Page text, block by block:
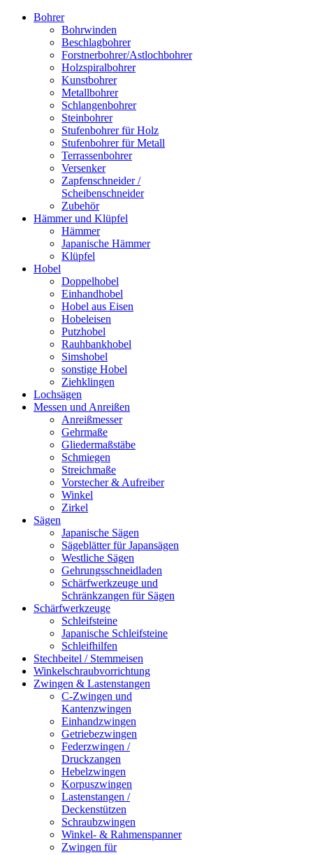
Bohrer
Bohrwinden
Beschlagbohrer
Forstnerbohrer/Astlochbohrer
Holzspiralbohrer
Kunstbohrer
Metallbohrer
Schlangenbohrer
Steinbohrer
Stufenbohrer für Holz
Stufenbohrer für Metall
Terrassenbohrer
Versenker
Zapfenschneider /
Scheibenschneider
Zubehör
Hämmer und Klüpfel
Hämmer
Japanische Hämmer
Klüpfel
Hobel
Doppelhobel
Einhandhobel
Hobel aus Eisen
Hobeleisen
Putzhobel
Rauhbankhobel
Simshobel
sonstige Hobel
Ziehklingen
Lochsägen
Messen und Anreißen
Anreißmesser
Gehrmaße
Gliedermaßstäbe
Schmiegen
Streichmaße
Vorstecher & Aufreiber
Winkel
Zirkel
Sägen
Japanische Sägen
Sägeblätter für Japansägen
Westliche Sägen
Gehrungsschneidladen
Schärfwerkzeuge und
Schränkzangen für Sägen
Schärfwerkzeuge
Schleifsteine
Japanische Schleifsteine
Schleifhilfen
Stechbeitel / Stemmeisen
Winkelschraubvorrichtung
Zwingen & Lastenstangen
C-Zwingen und
Kantenzwingen
Einhandzwingen
Getriebezwingen
Federzwingen /
Druckzangen
Hebelzwingen
Korpuszwingen
Lastenstangen /
Deckenstützen
Schraubzwingen
Winkel- & Rahmenspanner
Zwingen für